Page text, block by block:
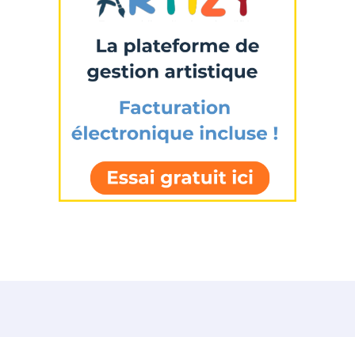
J'accepte lestermes et conditions
* Champ obligatoire